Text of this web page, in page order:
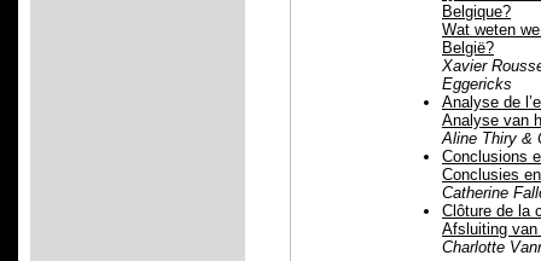
Belgique?
Wat weten
België?
Xavier
Eggericks
Analyse de
Analyse van
Aline Thiry &
Conclusions
Conclusies
Catherine
Clôture de la
Afsluiting
Charlotte